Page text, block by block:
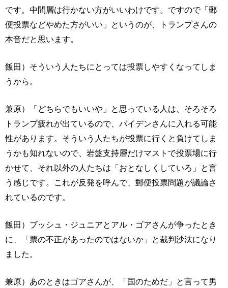
です。中間層は行かない方がいいわけです。ですので「郵
便投票などやめた方がいい」というのが、トランプさんの
本音だと思います。
飯田）そういう人たちにとっては投票しやすくなってしま
うから。
兼原）「どちらでもいいや」と思っている人は、そろそろ
トランプ疲れが出ているので、バイデンさんに入れる可能
性があります。そういう人たちが投票に行くと負けてしま
うかも知れないので、岩盤支持層だけマストで投票場に行
かせて、それ以外の人たちは「おとなしくしていろ」と言
う感じです。これが反発を呼んで、郵便投票問題が議論さ
れているのです。
飯田）ブッシュ・ジュニアとアル・ゴアさんが争ったとき
に、「票の不正があったのではないか」と裁判沙汰になり
ました。
兼原）あのときはゴアさんが、「国のためだ」と言って男